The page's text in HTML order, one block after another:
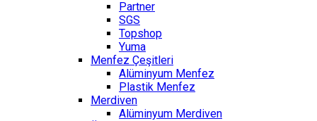
Partner
SGS
Topshop
Yuma
Menfez Çeşitleri
Alüminyum Menfez
Plastik Menfez
Merdiven
Alüminyum Merdiven